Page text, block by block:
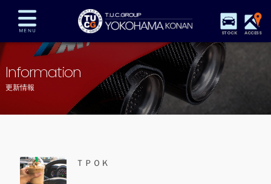
STOCK ACCESS
在庫車両情報 保証&サービス パーツリスト
TUCとは？ 店舗情報 アクセスマップ
全国納車 特別作業 注文販売
プライバシーポリシー
Information
更新情報
ＴＰＯＫ